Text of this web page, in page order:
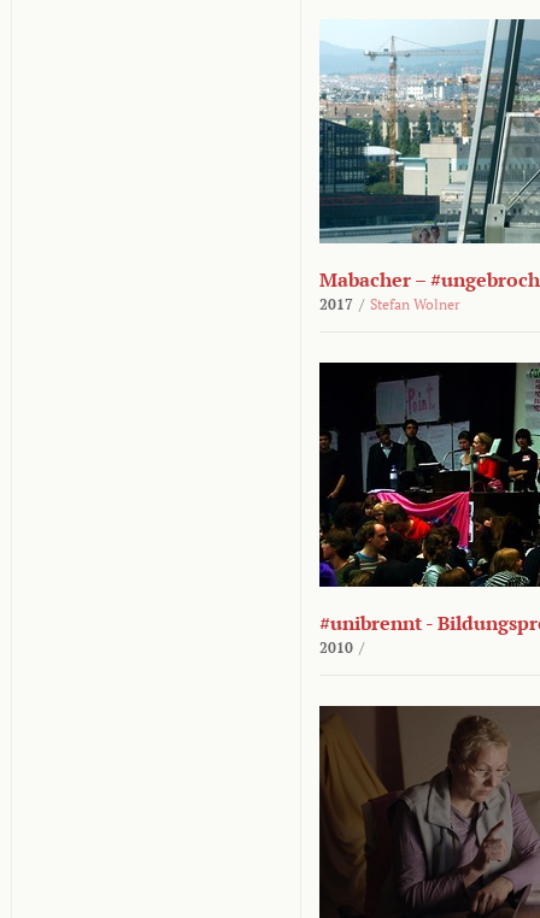
Mabacher –
2017 / Stefan Wolner
#unibrennt -
2010 /